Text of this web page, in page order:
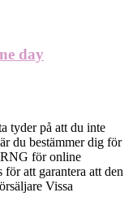
day
tyder på att du inte
du bestämmer dig för
RNG för online
att garantera att den
Vissa